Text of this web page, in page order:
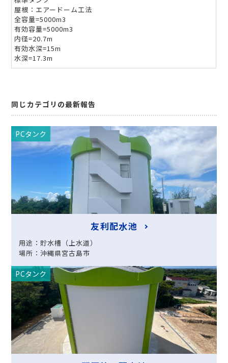
屋根：エアードーム工法
全容量=5000m3
有効容量=5000m3
内径=20.7m
有効水深=15m
水深=17.3m
同じカテゴリの最新報告
PCタンク
友利配水池
用途：貯水槽（上水道）
場所：沖縄県宮古島市
PCタンク